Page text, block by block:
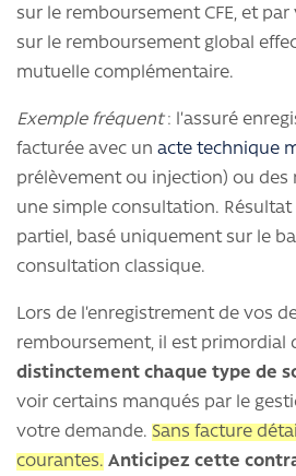
sur le remboursement CFE, et
sur le remboursement global
mutuelle complémentaire.
Exemple fréquent: l’assuré
facturée avec un acte technique
prélèvement ou injection) ou des
une simple consultation.
partiel, basé uniquement sur le
consultation classique.
Lors de l’enregistrement de vos
remboursement, il est primordial
distinctement chaque type de
voir certains manqués par le
votre demande. Sans facture
courantes. Anticipez cette